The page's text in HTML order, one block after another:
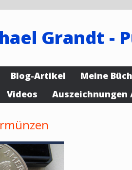
Grandt -
Blog-Artikel Meine
Videos Auszeichnungen